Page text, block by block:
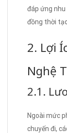
đáp ứng nhu
đồng thời
2. Lợi
Nghệ
2.1.
Ngoài mức
chuyến đi,